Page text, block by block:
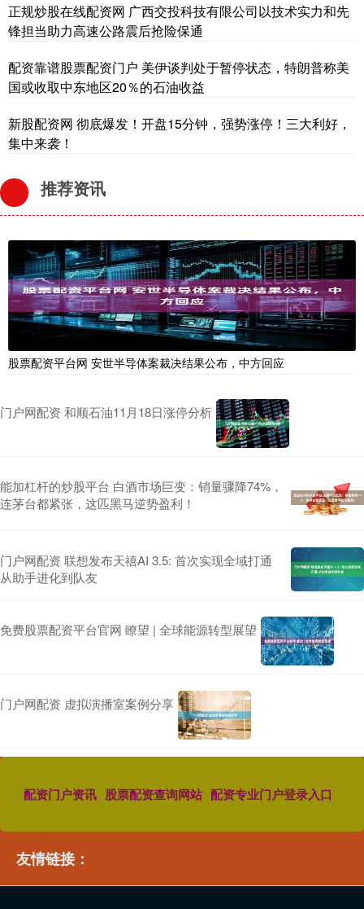
正规炒股在线配资网 广西交投科技有限公司以技术实力和先
锋担当助力高速公路震后抢险保通
配资靠谱股票配资门户 美伊谈判处于暂停状态，特朗普称美
国或收取中东地区20％的石油收益
新股配资网 彻底爆发！开盘15分钟，强势涨停！三大利好，
集中来袭！
推荐资讯
股票配资平台网 安世半导体案裁决结果公布，中方回应
门户网配资 和顺石油11月18日涨停分析
能加杠杆的炒股平台 白酒市场巨变：销量骤降74%，
连茅台都紧张，这匹黑马逆势盈利！
门户网配资 联想发布天禧AI 3.5: 首次实现全域打通
从助手进化到队友
免费股票配资平台官网 瞭望 | 全球能源转型展望
门户网配资 虚拟演播室案例分享
配资门户资讯 股票配资查询网站 配资专业门户登录入口
友情链接：